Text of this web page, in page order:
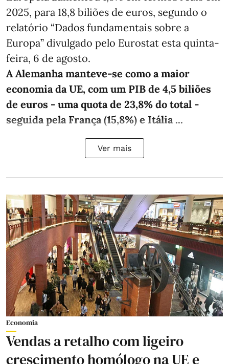
2025, para 18,8 biliões de euros, segundo o
relatório “Dados fundamentais sobre a
Europa” divulgado pelo Eurostat esta quinta-
feira, 6 de agosto.
A Alemanha manteve‑se como a maior
economia da UE, com um PIB de 4,5 biliões
de euros - uma quota de 23,8% do total -
seguida pela França (15,8%) e Itália ...
Ver mais
Economia
Vendas a retalho com ligeiro
crescimento homólogo na UE e